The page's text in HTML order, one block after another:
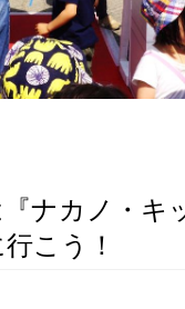
『ナカノ・キ
こう！